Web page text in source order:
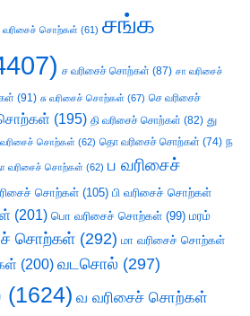
சொற்கள் (61) சங்க
ச வரிசைச் சொற்கள் (87) சா வரிசைச்
(91) சு வரிசைச் சொற்கள் (67) செ வரிசைச்
(195) தி வரிசைச் சொற்கள் (82) து
சொற்கள் (62) தொ வரிசைச் சொற்கள் (74) ந
வரிசைச் சொற்கள் (62) ப வரிசைச்
சொற்கள் (105) பி வரிசைச் சொற்கள்
(201) பொ வரிசைச் சொற்கள் (99) மரம்
சொற்கள் (292) மா வரிசைச் சொற்கள்
(200) வடசொல் (297)
(1624) வ வரிசைச் சொற்கள்